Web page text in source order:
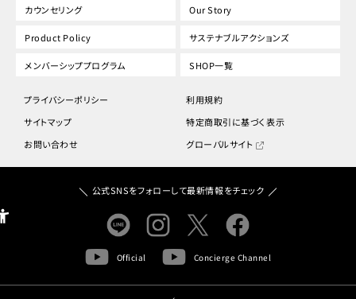
カウンセリング Our Story
Product Policy サステナブルアクションズ
メンバーシッププログラム SHOP一覧
プライバシーポリシー
利用規約
サイトマップ
特定商取引に基づく表示
お問い合わせ
グローバルサイト
公式SNSをフォローして最新情報をチェック
Official Concierge Channel